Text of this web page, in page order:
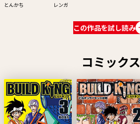
とんかち レンガ
この作品を試し読み
コミックス